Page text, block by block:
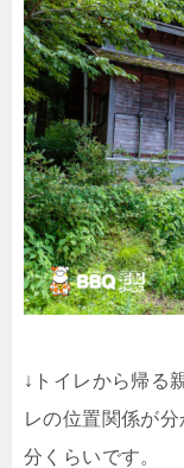
↓トイレから帰る
レの位置関係が
分くらいです。